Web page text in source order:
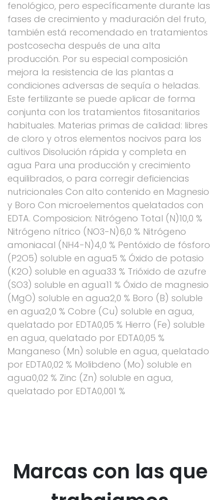
fenológico, pero específicamente durante las
fases de crecimiento y maduración del fruto,
también está recomendado en tratamientos
postcosecha después de una alta
producción. Por su especial composición
mejora la resistencia de las plantas a
condiciones adversas de sequía o heladas.
Este fertilizante se puede aplicar de forma
conjunta con los tratamientos fitosanitarios
habituales. Materias primas de calidad: libres
de cloro y otros elementos nocivos para los
cultivos Disolución rápida y completa en
agua Para una producción y crecimiento
equilibrados, o para corregir deficiencias
nutricionales Con alto contenido en Magnesio
y Boro Con microelementos quelatados con
EDTA. Composicion: Nitrógeno Total (N)10,0 %
Nitrógeno nítrico (NO3-N)6,0 % Nitrógeno
amoniacal (NH4-N)4,0 % Pentóxido de fósforo
(P2O5) soluble en agua5 % Óxido de potasio
(K2O) soluble en agua33 % Trióxido de azufre
(SO3) soluble en agua11 % Óxido de magnesio
(MgO) soluble en agua2,0 % Boro (B) soluble
en agua2,0 % Cobre (Cu) soluble en agua,
quelatado por EDTA0,05 % Hierro (Fe) soluble
en agua, quelatado por EDTA0,05 %
Manganeso (Mn) soluble en agua, quelatado
por EDTA0,02 % Molibdeno (Mo) soluble en
agua0,02 % Zinc (Zn) soluble en agua,
quelatado por EDTA0,001 %
Marcas con las que